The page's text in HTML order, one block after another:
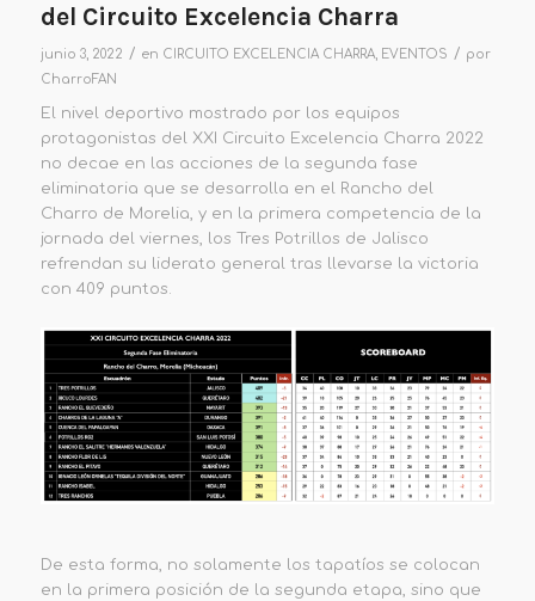
del Circuito Excelencia Charra
junio 3, 2022 / en CIRCUITO EXCELENCIA CHARRA, EVENTOS / por
CharroFAN
El nivel deportivo mostrado por los equipos
protagonistas del XXI Circuito Excelencia Charra 2022
no decae en las acciones de la segunda fase
eliminatoria que se desarrolla en el Rancho del
Charro de Morelia, y en la primera competencia de la
jornada del viernes, los Tres Potrillos de Jalisco
refrendan su liderato general tras llevarse la victoria
con 409 puntos.
De esta forma, no solamente los tapatíos se colocan
en la primera posición de la segunda etapa, sino que